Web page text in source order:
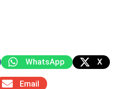
WhatsApp X
Email